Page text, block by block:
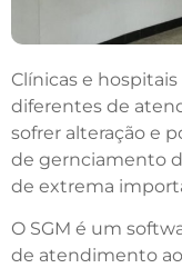
Clínicas e
diferentes de
sofrer alteração e
de gernciamento
de extrema
O SGM é um
de atendimento